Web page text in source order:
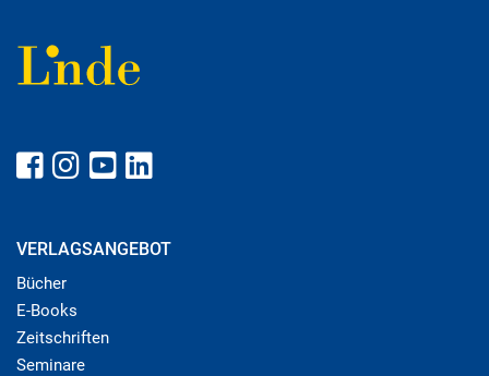
VERLAGSANGEBOT
Bücher
E-Books
Zeitschriften
Seminare